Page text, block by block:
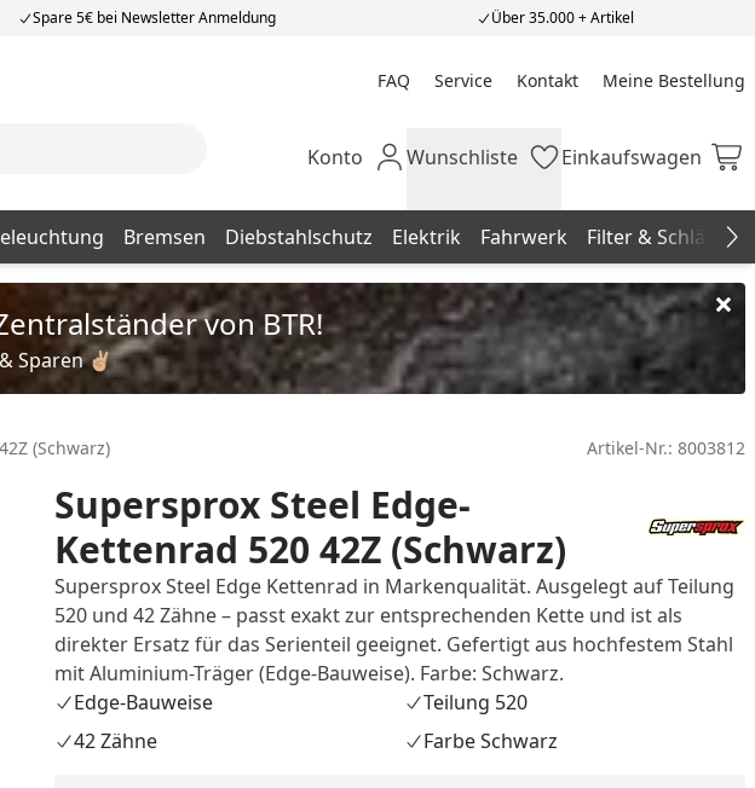
Spare 5€ bei Newsletter Anmeldung Über 35.000 + Artikel
FAQ Service Kontakt Meine Bestellung
Meine Bestellung
Mein Konto
Konto Wunschliste
Wunschliste Einkaufswagen
Einkaufswagen
Bremsen Diebstahlschutz Elektrik Fahrwerk Filter & Schläuche
von BTR!
Sparen ✌🏼
(Schwarz) Artikel-Nr.: 8003812
Supersprox Steel Edge-
Kettenrad 520 42Z (Schwarz)
Supersprox Steel Edge Kettenrad in Markenqualität. Ausgelegt auf Teilung
520 und 42 Zähne – passt exakt zur entsprechenden Kette und ist als
direkter Ersatz für das Serienteil geeignet. Gefertigt aus hochfestem Stahl
mit Aluminium-Träger (Edge-Bauweise). Farbe: Schwarz.
Edge-Bauweise
Teilung 520
42 Zähne
Farbe Schwarz